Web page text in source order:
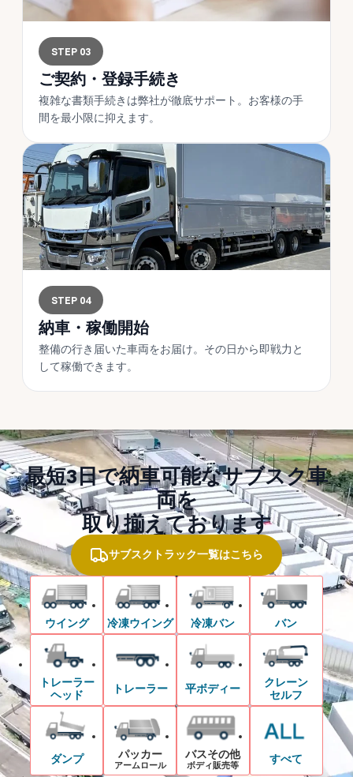
STEP 03
ご契約・登録手続き
複雑な書類手続きは弊社が徹底サポート。お客様の手
間を最小限に抑えます。
STEP 04
納車・稼働開始
整備の行き届いた車両をお届け。その日から即戦力と
して稼働できます。
最短3日で納車可能なサブスク車
両を
取り揃えております
サブスクトラック一覧はこちら
ウイング 冷凍ウイング 冷凍バン バン
トレーラー
ヘッド
トレーラー 平ボディー
クレーン
セルフ
ダンプ パッカー
アームロール
バスその他
ボディ販売等 すべて